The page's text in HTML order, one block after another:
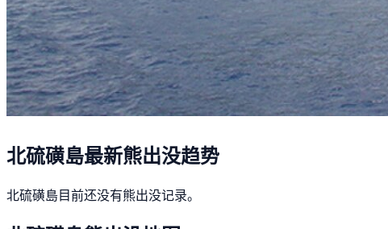
北硫磺島最新熊出没趋势
北硫磺島目前还没有熊出没记录。